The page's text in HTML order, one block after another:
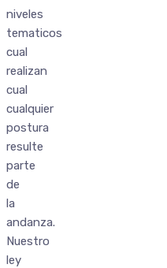
niveles
tematicos
cual
realizan
cual
cualquier
postura
resulte
parte
de
la
andanza.
Nuestro
ley